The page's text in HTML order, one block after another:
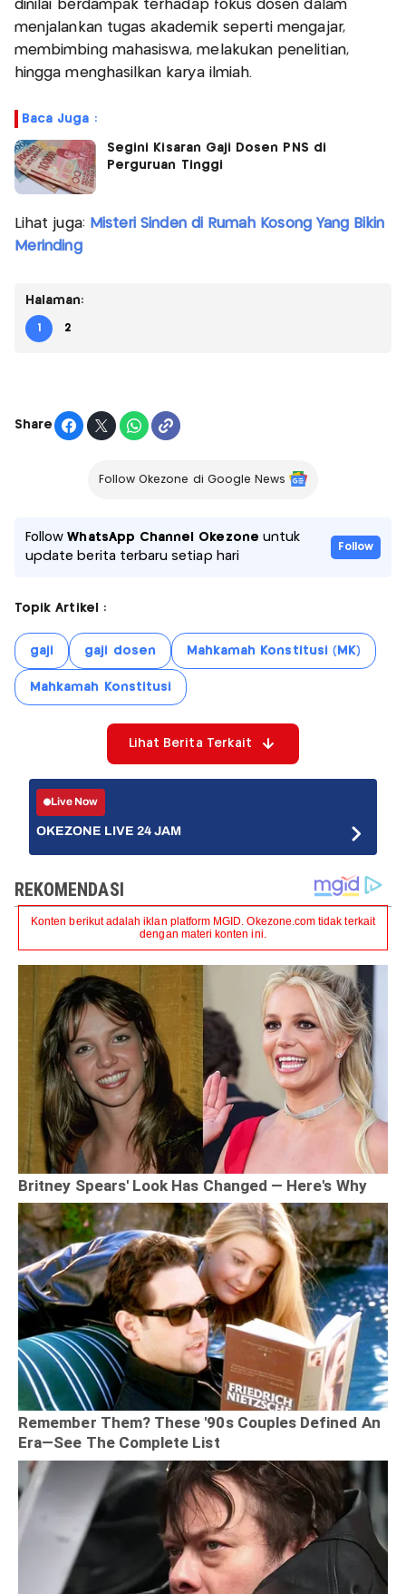
dinilai berdampak terhadap fokus dosen dalam
menjalankan tugas akademik seperti mengajar,
membimbing mahasiswa, melakukan penelitian,
hingga menghasilkan karya ilmiah.
Baca Juga :
Segini Kisaran Gaji Dosen PNS di
Perguruan Tinggi
Lihat juga: Misteri Sinden di Rumah Kosong Yang Bikin
Merinding
Halaman:
1 2
Share
Follow Okezone di Google News
FollowWhatsApp Channel Okezone untuk
update berita terbaru setiap hari
Follow
Topik Artikel :
gaji gaji dosen Mahkamah Konstitusi (MK)
Mahkamah Konstitusi
Lihat Berita Terkait
Live Now
OKEZONE LIVE 24 JAM